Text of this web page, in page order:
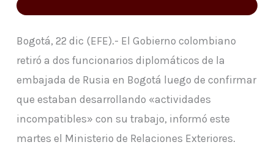
Bogotá, 22 dic (EFE).- El Gobierno colombiano
retiró a dos funcionarios diplomáticos de la
embajada de Rusia en Bogotá luego de confirmar
que estaban desarrollando «actividades
incompatibles» con su trabajo, informó este
martes el Ministerio de Relaciones Exteriores.
de
embajada
rusa